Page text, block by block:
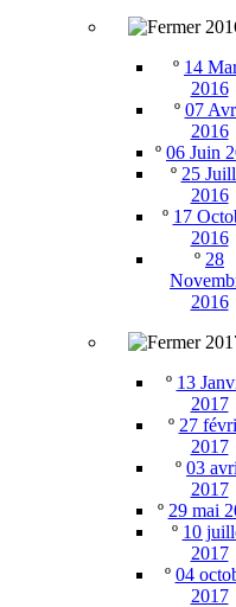
º 14
2016
º 07
2016
º 06 Juin
º 25
2016
º 17
2016
º 28
2016
º 13
2017
º 27
2017
º 03
2017
º 29 mai
º 10
2017
º 04
2017